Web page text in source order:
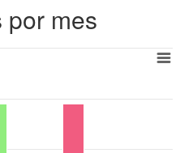
por mes